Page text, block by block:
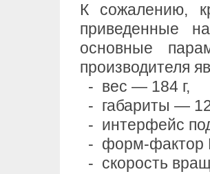
К сожалению,
приведенные
основные
производителя
- вес — 184 г,
- габариты —
- интерфейс
- форм-фактор
- скорость